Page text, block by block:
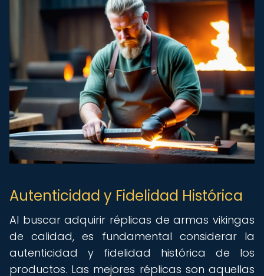
Autenticidad y Fidelidad Histórica
Al buscar adquirir réplicas de armas vikingas
de calidad, es fundamental considerar la
autenticidad y fidelidad histórica de los
productos. Las mejores réplicas son aquellas